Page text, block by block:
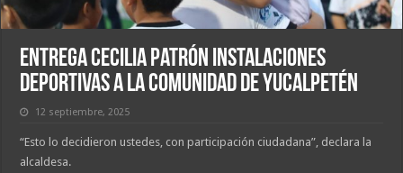
Entrega Cecilia Patrón instalaciones
deportivas a la comunidad de Yucalpetén
12 septiembre, 2025
“Esto lo decidieron ustedes, con participación ciudadana”, declara la
alcaldesa.